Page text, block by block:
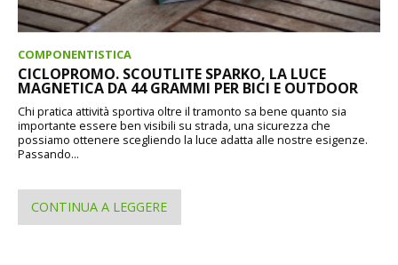
COMPONENTISTICA
CICLOPROMO. SCOUTLITE SPARKO, LA LUCE
MAGNETICA DA 44 GRAMMI PER BICI E OUTDOOR
Chi pratica attività sportiva oltre il tramonto sa bene quanto sia
importante essere ben visibili su strada, una sicurezza che
possiamo ottenere scegliendo la luce adatta alle nostre esigenze.
Passando...
CONTINUA A LEGGERE